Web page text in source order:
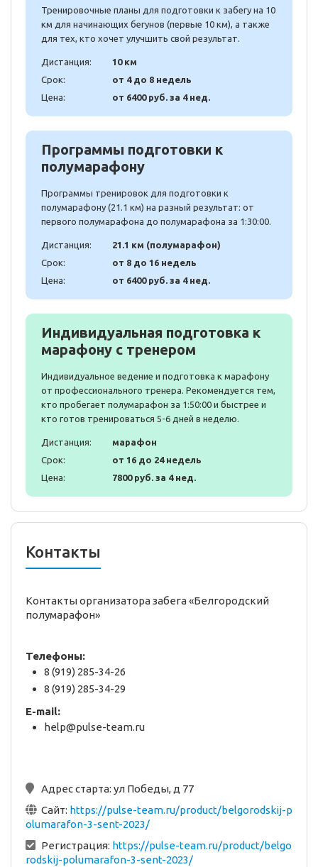
Тренировочные планы для подготовки к забегу на 10
км для начинающих бегунов (первые 10 км), а также
для тех, кто хочет улучшить свой результат.
Дистанция:
10 км
Срок:
от 4 до 8 недель
Цена:
от 6400 руб. за 4 нед.
Программы подготовки к
полумарафону
Программы тренировок для подготовки к
полумарафону (21.1 км) на разный результат: от
первого полумарафона до полумарафона за 1:30:00.
Дистанция:
21.1 км (полумарафон)
Срок:
от 8 до 16 недель
Цена:
от 6400 руб. за 4 нед.
Индивидуальная подготовка к
марафону с тренером
Индивидуальное ведение и подготовка к марафону
от профессионального тренера. Рекомендуется тем,
кто пробегает полумарафон за 1:50:00 и быстрее и
кто готов тренироваться 5-6 дней в неделю.
Дистанция:
марафон
Срок:
от 16 до 24 недель
Цена:
7800 руб. за 4 нед.
Контакты
Контакты организатора забега «Белгородский
полумарафон»
Телефоны:
8 (919) 285-34-26
8 (919) 285-34-29
E-mail:
help@pulse-team.ru
Адрес старта: ул Победы, д 77
Сайт: https://pulse-team.ru/product/belgorodskij-p
olumarafon-3-sent-2023/
Регистрация: https://pulse-team.ru/product/belgo
rodskij-polumarafon-3-sent-2023/